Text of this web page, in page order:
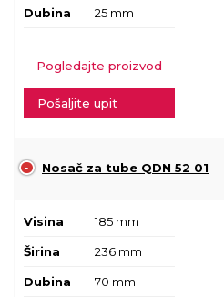
Dubina 25 mm
Pogledajte proizvod
Pošaljite upit
Nosač za tube QDN 52 01
Visina 185 mm
Širina 236 mm
Dubina 70 mm